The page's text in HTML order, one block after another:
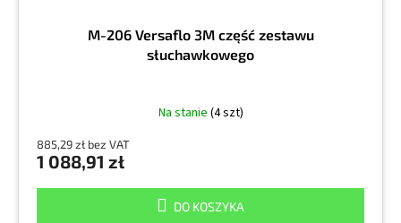
M-206 Versaflo 3M część zestawu
słuchawkowego
Na stanie (4 szt)
885,29 zł bez VAT
1 088,91 zł
DO KOSZYKA